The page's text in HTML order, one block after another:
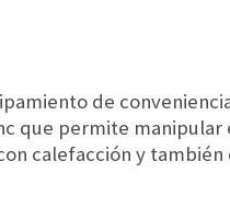
de
que permite
calefacción y también